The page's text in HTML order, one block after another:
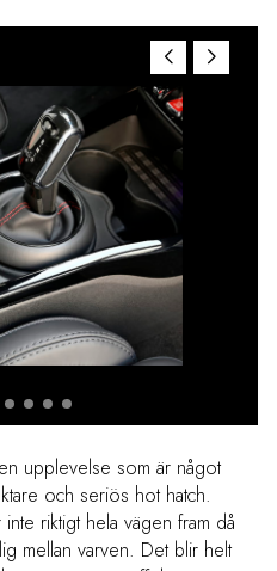
upplevelse som är något
och seriös hot hatch.
riktigt hela vägen fram då
mellan varven. Det blir helt